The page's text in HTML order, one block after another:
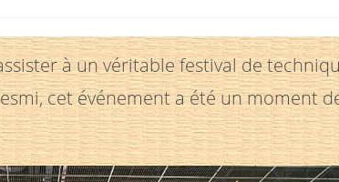
:
à un véritable festival de
cet événement a été un moment